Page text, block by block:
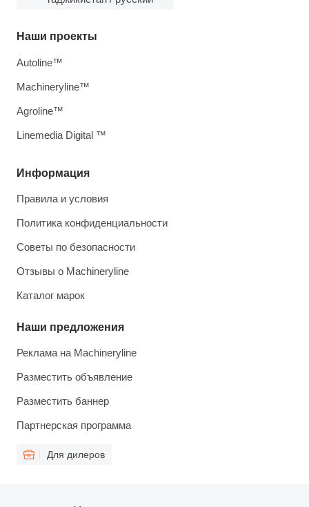
Информация
Правила и условия
Политика конфиденциальности
Советы по безопасности
Отзывы о Machineryline
Каталог марок
Наши предложения
Реклама на Machineryline
Разместить объявление
Разместить баннер
Партнерская программа
Для дилеров
Наши проекты
Autoline™
Machineryline™
Agroline™
Linemedia Digital ™